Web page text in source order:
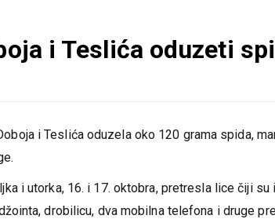
i Teslića oduzeti
i Teslića oduzela oko 120 grama spida,
i utorka, 16. i 17. oktobra, pretresla lice čiji
drobilicu, dva mobilna telefona i druge